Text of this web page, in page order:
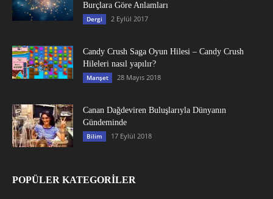
Burçlara Göre Anlamları
Dergi 2 Eylül 2017
Candy Crush Saga Oyun Hilesi – Candy Crush
Hileleri nasıl yapılır?
Manşet 28 Mayıs 2018
Canan Dağdeviren Buluşlarıyla Dünyanın
Gündeminde
Bilim 17 Eylül 2018
POPÜLER KATEGORİLER